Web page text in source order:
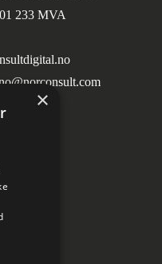
233 MVA
×